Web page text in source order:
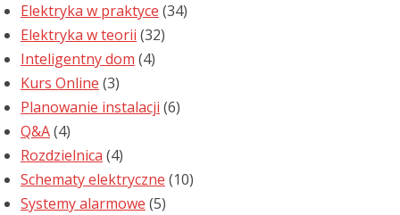
Elektryka w praktyce (34)
Elektryka w teorii (32)
Inteligentny dom (4)
Kurs Online (3)
Planowanie instalacji (6)
Q&A(4)
Rozdzielnica (4)
Schematy elektryczne (10)
Systemy alarmowe (5)